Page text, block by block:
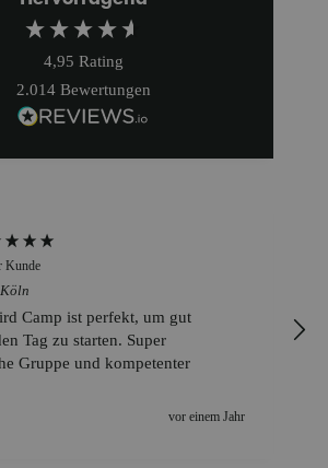
4,95 Rating
2.014 Bewertungen
Kunde
ist perfekt, um gut
zu starten. Super
Gruppe und kompetenter
vor einem Jahr